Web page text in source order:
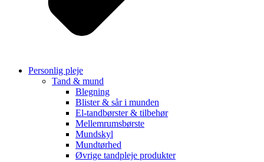
Personlig pleje
Tand & mund
Blegning
Blister & sår i munden
El-tandbørster & tilbehør
Mellemrumsbørste
Mundskyl
Mundtørhed
Øvrige tandpleje produkter